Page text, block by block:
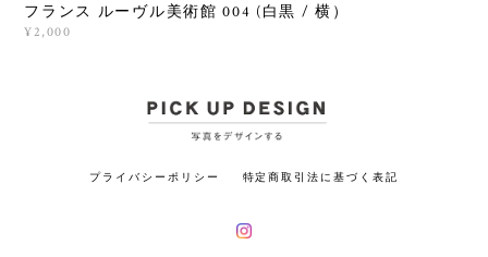
フランス ルーヴル美術館 004 (白黒 / 横）
¥2,000
プライバシーポリシー 特定商取引法に基づく表記